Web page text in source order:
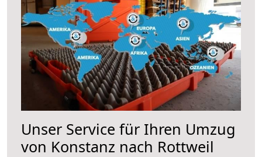
Unser Service für Ihren Umzug
von Konstanz nach Rottweil